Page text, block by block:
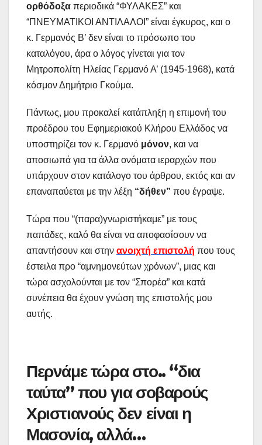
ορθόδοξα περιοδικά “ΦΥΛΑΚΕΣ” και
“ΠΝΕΥΜΑΤΙΚΟΙ ΑΝΤΙΛΑΛΟΙ” είναι έγκυρος, και ο
κ. Γερμανός Β’ δεν είναι το πρόσωπο του
καταλόγου, άρα ο λόγος γίνεται για τον
Μητροπολίτη Ηλείας Γερμανό Α’ (1945-1968), κατά
κόσμον Δημήτριο Γκούμα.
Πάντως, μου προκαλεί κατάπληξη η επιμονή του
προέδρου του Εφημεριακού Κλήρου Ελλάδος να
υποστηρίζει τον κ. Γερμανό μόνον, και να
αποσιωπά για τα άλλα ονόματα ιεραρχών που
υπάρχουν στον κατάλογο του άρθρου, εκτός και αν
επαναπαύεται με την λέξη “δήθεν” που έγραψε.
Τώρα που “(παρα)γνωριστήκαμε” με τους
παπάδες, καλό θα είναι να αποφασίσουν να
απαντήσουν και στην ανοιχτή επιστολή που τους
έστειλα προ “αμνημονεύτων χρόνων”, μιας και
τώρα ασχολούνται με τον “Σπορέα” και κατά
συνέπεια θα έχουν γνώση της επιστολής μου
αυτής.
Περνάμε τώρα στο.. “δια
ταύτα” που για σοβαρούς
Χριστιανούς δεν είναι η
Μασονία, αλλά…